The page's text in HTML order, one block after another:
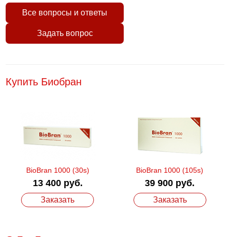
Все вопросы и ответы
Задать вопрос
Купить Биобран
BioBran 1000 (30s)
13 400 руб.
Заказать
BioBran 1000 (105s)
39 900 руб.
Заказать